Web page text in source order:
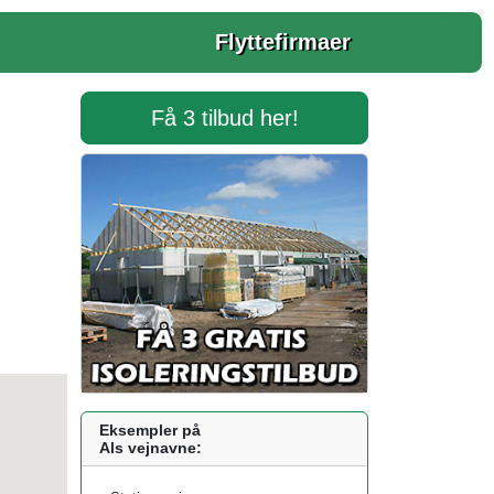
Flyttefirmaer
Få 3 tilbud her!
Eksempler på
Als vejnavne: